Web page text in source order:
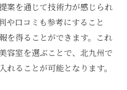
案を通じて技術力が感じられ
や口コミも参考にすること
を得ることができます。これ
容室を選ぶことで、北九州で
れることが可能となります。